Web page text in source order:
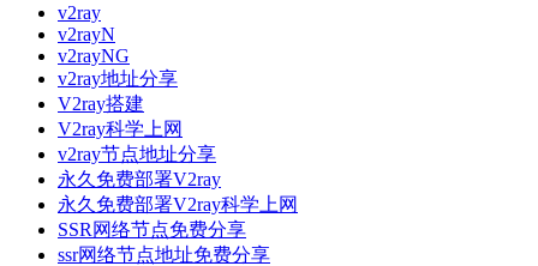
v2ray
v2rayN
v2rayNG
v2ray地址分享
V2ray搭建
V2ray科学上网
v2ray节点地址分享
永久免费部署V2ray
永久免费部署V2ray科学上网
SSR网络节点免费分享
ssr网络节点地址免费分享